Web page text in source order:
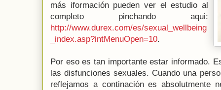
más iformación pueden ver el estudio al
completo pinchando aqui:
http://www.durex.com/es/sexual_wellbeing
_index.asp?intMenuOpen=10.
Por eso es tan importante estar informado.
las disfunciones sexuales. Cuando una
reflejamos a continación es absolutmente